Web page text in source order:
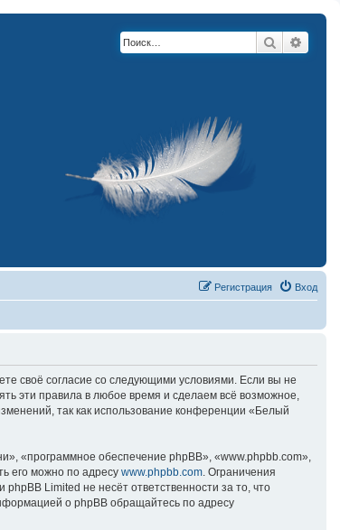
Поиск
Вход
Регистрация
своё согласие со следующими условиями. Если вы не
эти правила в любое время и сделаем всё возможное,
так как использование конференции «Белый
«программное обеспечение phpBB», «www.phpbb.com»,
его можно по адресуwww.phpbb.com . Ограничения
Limited не несёт ответственности за то, что
о phpBB обращайтесь по адресу